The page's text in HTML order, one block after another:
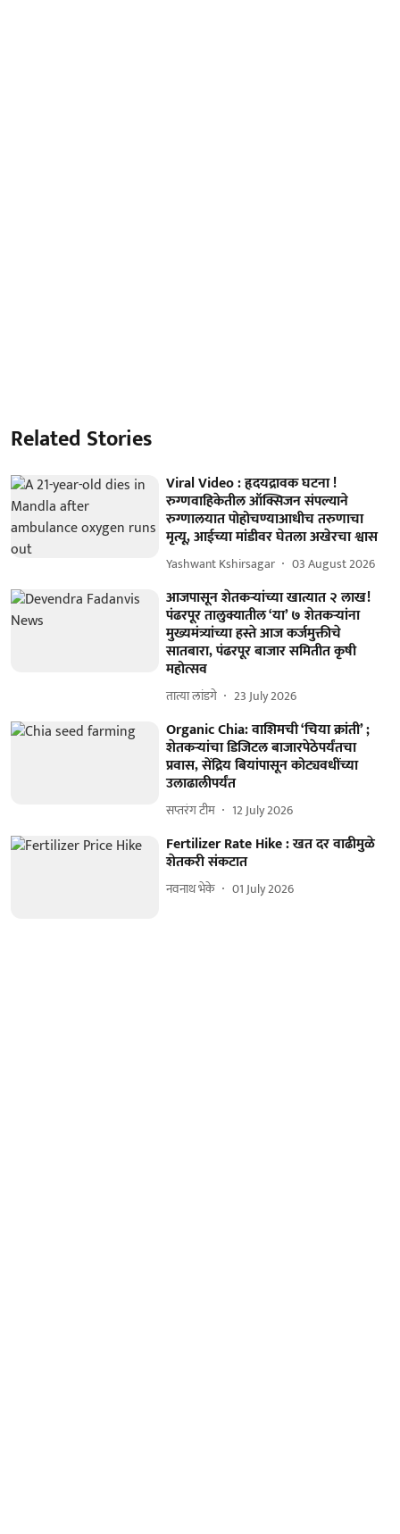
Related Stories
Viral Video : हृदयद्रावक घटना !
रुग्णवाहिकेतील ऑक्सिजन संपल्याने
रुग्णालयात पोहोचण्याआधीच तरुणाचा
मृत्यू, आईच्या मांडीवर घेतला अखेरचा श्वास
Yashwant Kshirsagar 03 August 2026
आजपासून शेतकऱ्यांच्या खात्यात २ लाख!
पंढरपूर तालुक्यातील ‘या’ ७ शेतकऱ्यांना
मुख्यमंत्र्यांच्या हस्ते आज कर्जमुक्तीचे
सातबारा, पंढरपूर बाजार समितीत कृषी
महोत्सव
तात्या लांडगे 23 July 2026
Organic Chia: वाशिमची ‘चिया क्रांती’ ;
शेतकऱ्यांचा डिजिटल बाजारपेठेपर्यंतचा
प्रवास, सेंद्रिय बियांपासून कोट्यवधींच्या
उलाढालीपर्यंत
सप्तरंग टीम 12 July 2026
Fertilizer Rate Hike : खत दर वाढीमुळे
शेतकरी संकटात
नवनाथ भेके 01 July 2026